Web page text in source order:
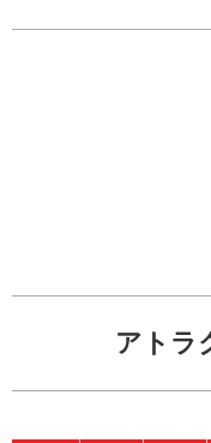
アトラ